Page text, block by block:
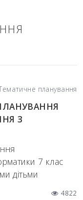
планування
З
7 клас
дітьми
4822